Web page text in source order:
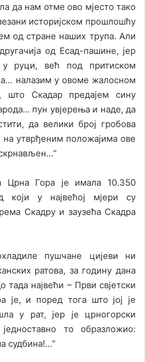
да нам отме ово мјесто тако
историјском прошлошћу
од стране наших трупа. Али
од Есад-пашине, јер
руци, већ под притиском
налазим у овоме жалосном
што Скадар предајем сину
пун увјерења и наде, да
да велики број гробова
на утврђеним положајима ове
Црна Гора је имала 10.350
у највећој мјери су
Скадру и заузећа Скадра
пушчане цијеви ни
ратова, за годину дана
тада највећи – Први свјетски
је, и поред тога што јој је
у рат, јер је црногорски
то образложио:
судбина!…“